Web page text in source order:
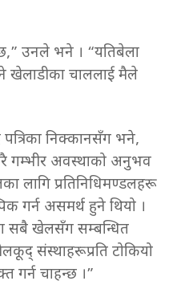
छ,” उनले भने । “यतिबेला
खेलाडीका चाललाई मैले
निक्कानसँग भने,
गम्भीर अवस्थाको अनुभव
लागि प्रतिनिधिमण्डलहरू
असमर्थ हुने थियो ।
सबै खेलसँग सम्बन्धित
संस्थाहरूप्रति टोकियो
चाहन्छ ।”